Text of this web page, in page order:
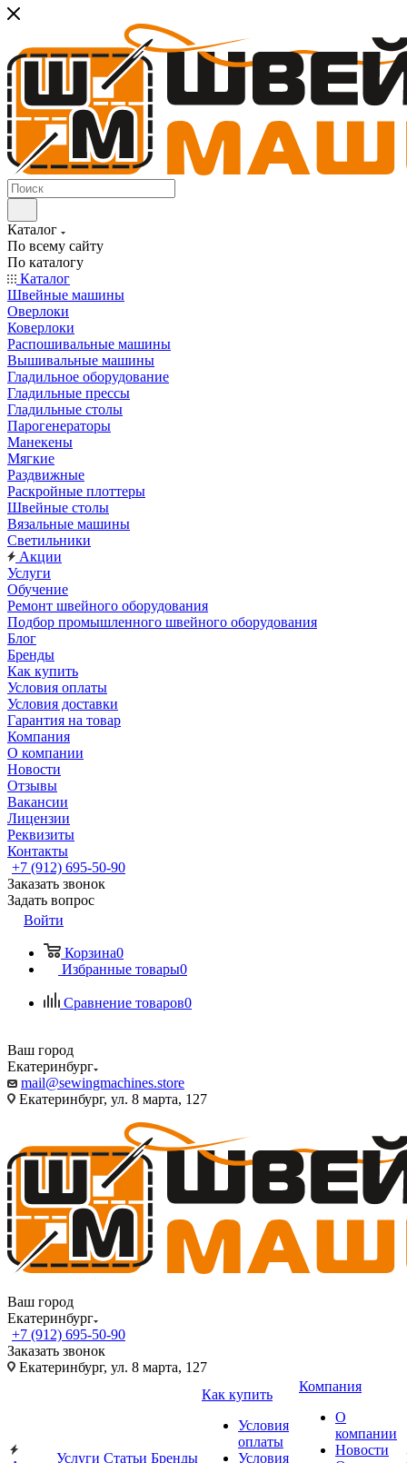
Каталог
По всему сайту
По каталогу
Каталог
Швейные машины
Оверлоки
Коверлоки
Распошивальные машины
Вышивальные машины
Гладильное оборудование
Гладильные прессы
Гладильные столы
Парогенераторы
Манекены
Мягкие
Раздвижные
Раскройные плоттеры
Швейные столы
Вязальные машины
Светильники
Акции
Услуги
Обучение
Ремонт швейного оборудования
Подбор промышленного швейного оборудования
Блог
Бренды
Как купить
Условия оплаты
Условия доставки
Гарантия на товар
Компания
О компании
Новости
Отзывы
Вакансии
Лицензии
Реквизиты
Контакты
+7 (912) 695-50-90
Заказать звонок
Задать вопрос
Войти
Корзина0
Избранные товары0
Сравнение товаров0
Ваш город
Екатеринбург
mail@sewingmachines.store
Екатеринбург, ул. 8 марта, 127
Ваш город
Екатеринбург
+7 (912) 695-50-90
Заказать звонок
Екатеринбург, ул. 8 марта, 127
Услуги Статьи Бренды
Как купить
Условия
оплаты
Условия
Компания
О
компании
Новости